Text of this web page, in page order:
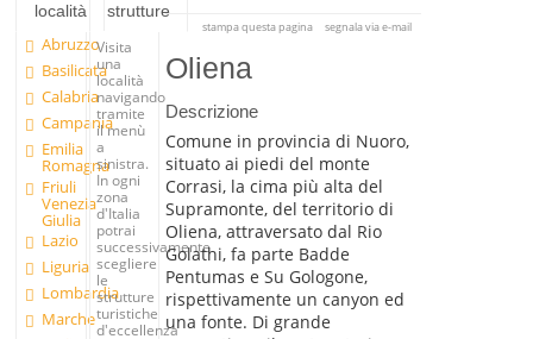
località
Abruzzo
Basilicata
Calabria
Campania
Emilia
Romagna
Friuli
Venezia
Giulia
Lazio
Liguria
Lombardia
Marche
strutture
Visita
una
località
navigando
tramite
il menù
a
sinistra.
In ogni
zona
d'Italia
potrai
successivamente
scegliere
le
strutture
turistiche
d'eccellenza
stampa questa pagina segnala via e-mail
Oliena
Descrizione
Comune in provincia di Nuoro,
situato ai piedi del monte
Corrasi, la cima più alta del
Supramonte, del territorio di
Oliena, attraversato dal Rio
Golathi, fa parte Badde
Pentumas e Su Gologone,
rispettivamente un canyon ed
una fonte. Di grande